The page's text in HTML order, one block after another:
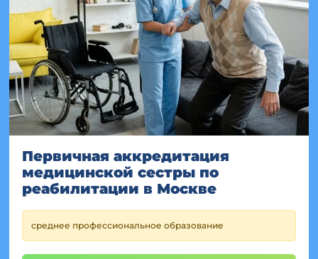
Первичная аккредитация
медицинской сестры по
реабилитации в Москве
среднее профессиональное образование